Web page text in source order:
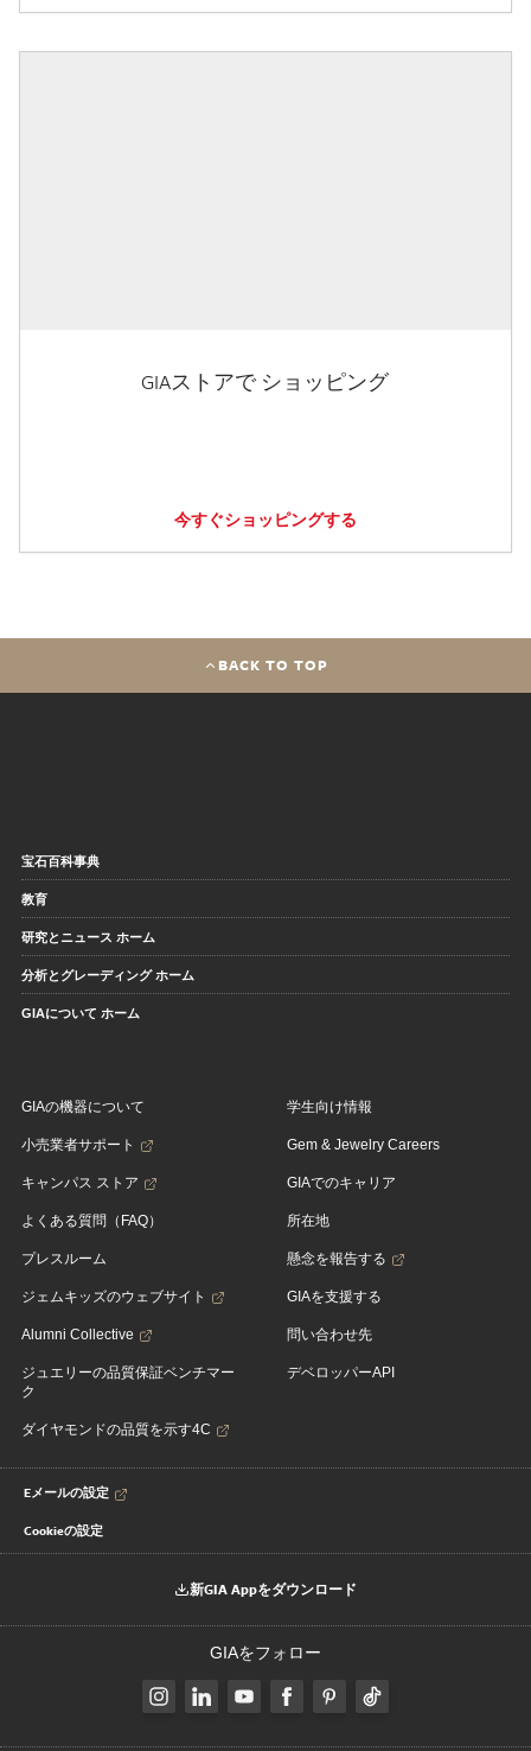
GIAストアで ショッピング
今すぐショッピングする
BACK TO TOP
宝石百科事典
教育
研究とニュース ホーム
分析とグレーディング ホーム
GIAについて ホーム
GIAの機器について
小売業者サポート
キャンパス ストア
よくある質問（FAQ）
プレスルーム
ジェムキッズのウェブサイト
Alumni Collective
ジュエリーの品質保証ベンチマー
ク
ダイヤモンドの品質を示す4C
学生向け情報
Gem & Jewelry Careers
GIAでのキャリア
所在地
懸念を報告する
GIAを支援する
問い合わせ先
デベロッパーAPI
Eメールの設定
Cookieの設定
新GIA Appをダウンロード
GIAをフォロー